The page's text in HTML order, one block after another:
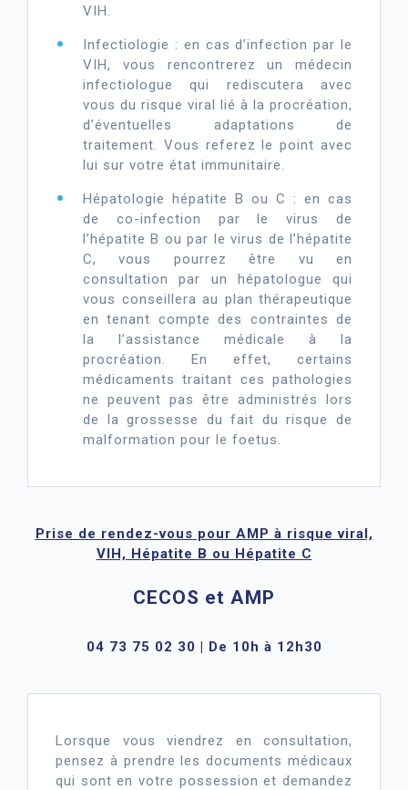
VIH.
Infectiologie : en cas d’infection par le
VIH, vous rencontrerez un médecin
infectiologue qui rediscutera avec
vous du risque viral lié à la procréation,
d’éventuelles adaptations de
traitement. Vous referez le point avec
lui sur votre état immunitaire.
Hépatologie hépatite B ou C : en cas
de co-infection par le virus de
l’hépatite B ou par le virus de l’hépatite
C, vous pourrez être vu en
consultation par un hépatologue qui
vous conseillera au plan thérapeutique
en tenant compte des contraintes de
la l’assistance médicale à la
procréation. En effet, certains
médicaments traitant ces pathologies
ne peuvent pas être administrés lors
de la grossesse du fait du risque de
malformation pour le foetus.
Prise de rendez-vous pour AMP à risque viral,
VIH, Hépatite B ou Hépatite C
CECOS et AMP
04 73 75 02 30 | De 10h à 12h30
Lorsque vous viendrez en consultation,
pensez à prendre les documents médicaux
qui sont en votre possession et demandez